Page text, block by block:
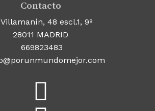
Contacto
48 escl.1, 9º
28011 MADRID
669823483